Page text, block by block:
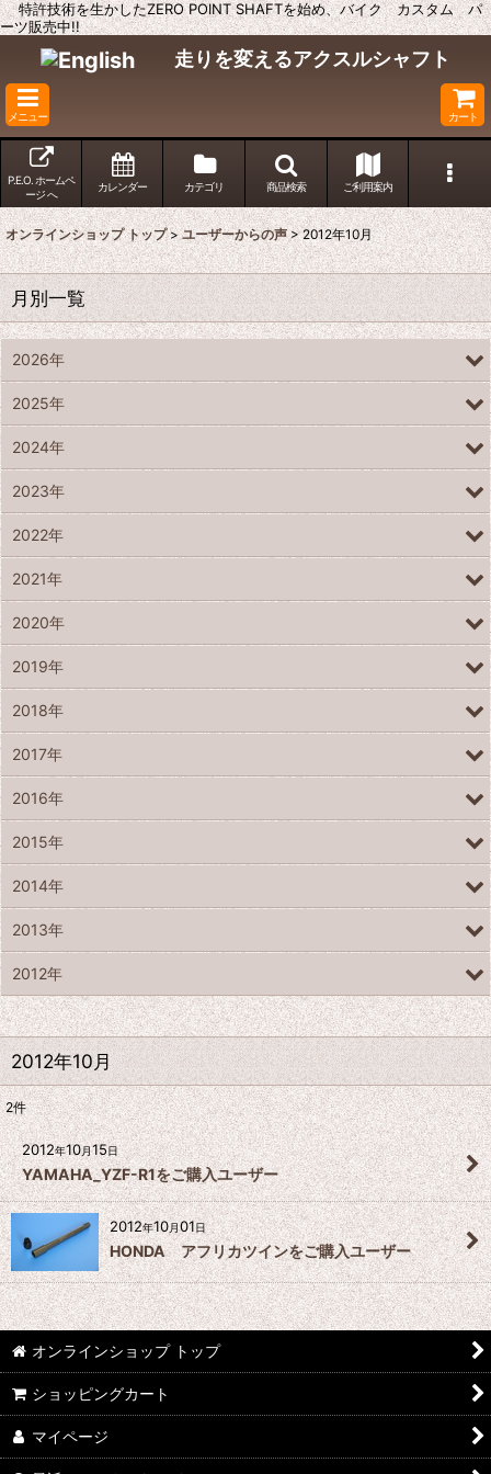
特許技術を生かしたZERO POINT SHAFTを始め、バイク カスタム パ
ーツ販売中!!
走りを変えるアクスルシャフト
メニュー カート
P.E.O. ホームペ
ージ へ
カレンダー カテゴリ 商品検索 ご利用案内
オンラインショップ トップ > ユーザーからの声 > 2012年10月
2012年10月
2件
2012年10月15日
YAMAHA_YZF-R1をご購入ユーザー
2012年10月01日
HONDA アフリカツインをご購入ユーザー
月別一覧
2026年
2025年
2024年
2023年
2022年
2021年
2020年
2019年
2018年
2017年
2016年
2015年
2014年
2013年
2012年
オンラインショップ トップ
ショッピングカート
マイページ